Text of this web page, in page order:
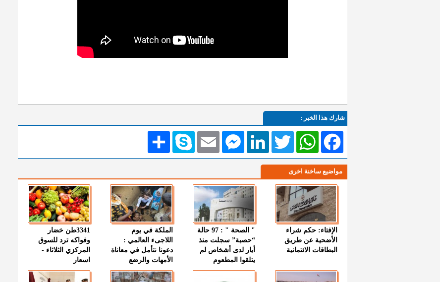
شارك هذا الخبر :
انشر Skype EmailMessengerLinkedIn TwitterWhatsAppFacebook
مواضيع ساخنة اخرى
الإفتاء: حكم شراء
الأضحية عن طريق
البطاقات الائتمانية
" الصحة " : 97 حالة
“حصبة” سجلت منذ
أيار لدى أشخاص لم
يتلقوا المطعوم
الملكة في يوم
اللاجىء العالمي :
دعونا نتأمل في معاناة
الأمهات والرضع
3341طن خضار
وفواكه ترد للسوق
المركزي الثلاثاء -
اسعار